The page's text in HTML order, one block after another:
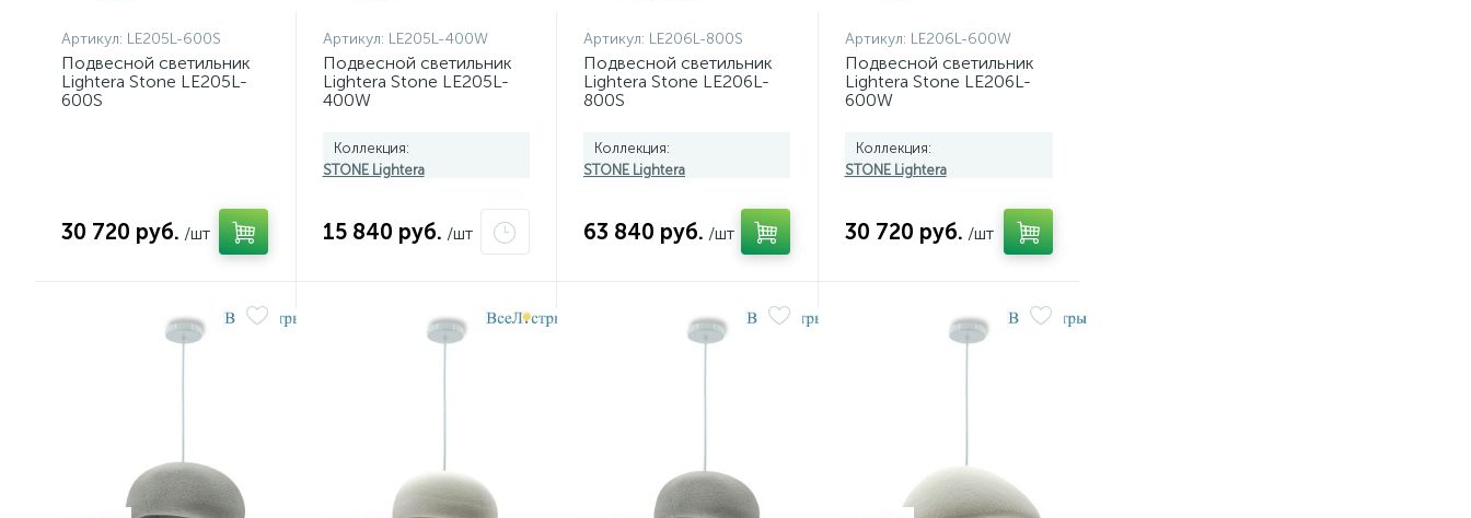
Артикул: LE205L-600S
Подвесной светильник
Lightera Stone LE205L-
600S
30 720 руб. /шт
Артикул: LE205L-400W
Подвесной светильник
Lightera Stone LE205L-
400W
Коллекция:
STONE Lightera
15 840 руб. /шт
Артикул: LE206L-800S
Подвесной светильник
Lightera Stone LE206L-
800S
Коллекция:
STONE Lightera
63 840 руб. /шт
Артикул: LE206L-600W
Подвесной светильник
Lightera Stone LE206L-
600W
Коллекция:
STONE Lightera
30 720 руб. /шт